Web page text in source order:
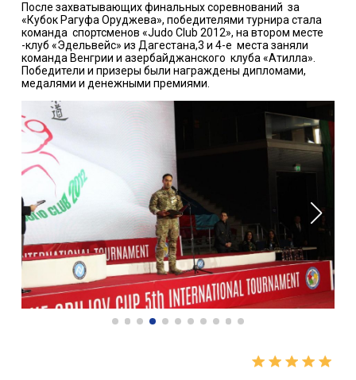
После захватывающих финальных соревнований за
«Кубок Рагуфа Оруджева», победителями турнира стала
команда спортсменов «Judo Club 2012», на втором месте
-клуб «Эдельвейс» из Дагестана,3 и 4-е места заняли
команда Венгрии и азербайджанского клуба «Атилла».
Победители и призеры были награждены дипломами,
медалями и денежными премиями.